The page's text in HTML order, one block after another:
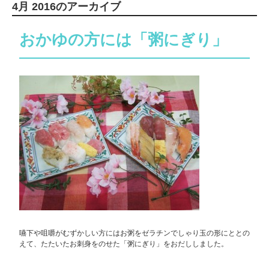
4月 2016のアーカイブ
おかゆの方には「粥にぎり」
嚥下や咀嚼がむずかしい方にはお粥をゼラチンでしゃり玉の形にととの
えて、たたいたお刺身をのせた「粥にぎり」をおだししました。